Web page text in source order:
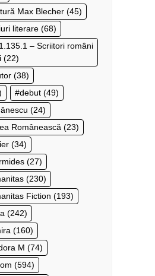
Max Blecher (45)
literare (68)
– Scriitori români
(22)
(38)
debut (49)
(24)
Românească (23)
(34)
(27)
(230)
Fiction (193)
(242)
(160)
M (74)
(594)